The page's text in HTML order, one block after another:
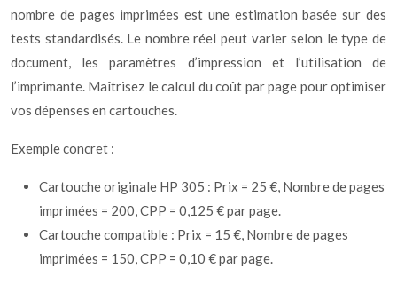
nombre de pages imprimées est une estimation basée sur des
tests standardisés. Le nombre réel peut varier selon le type de
document, les paramètres d’impression et l’utilisation de
l’imprimante. Maîtrisez le calcul du coût par page pour optimiser
vos dépenses en cartouches.
Exemple concret :
Cartouche originale HP 305 : Prix = 25 €, Nombre de pages
imprimées = 200, CPP = 0,125 € par page.
Cartouche compatible : Prix = 15 €, Nombre de pages
imprimées = 150, CPP = 0,10 € par page.